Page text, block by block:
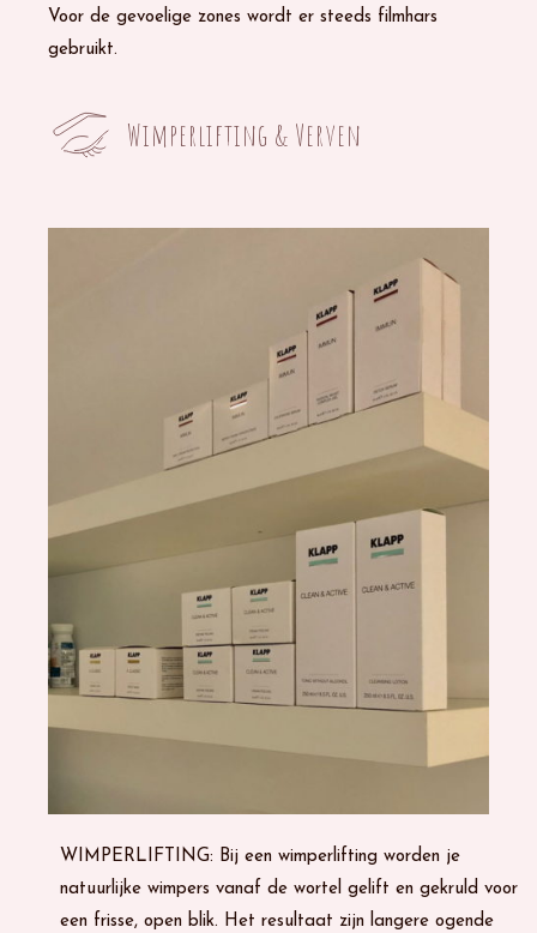
Voor de gevoelige zones wordt er steeds filmhars
gebruikt.
Wimperlifting & Verven
WIMPERLIFTING: Bij een wimperlifting worden je
natuurlijke wimpers vanaf de wortel gelift en gekruld voor
een frisse, open blik. Het resultaat zijn langere ogende